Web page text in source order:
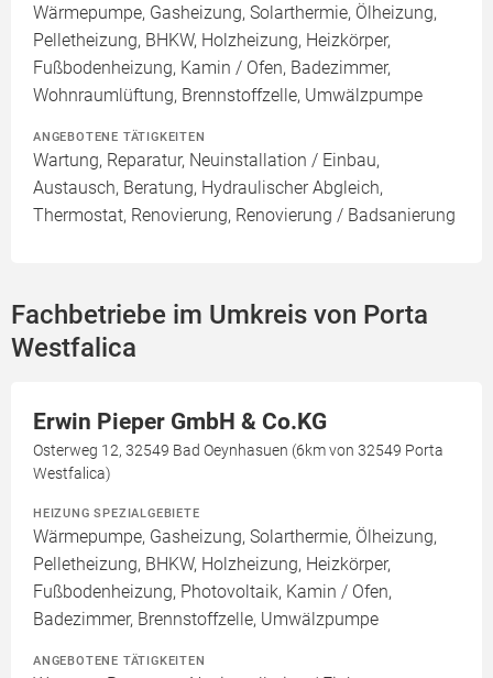
Wärmepumpe, Gasheizung, Solarthermie, Ölheizung,
Pelletheizung, BHKW, Holzheizung, Heizkörper,
Fußbodenheizung, Kamin / Ofen, Badezimmer,
Wohnraumlüftung, Brennstoffzelle, Umwälzpumpe
ANGEBOTENE TÄTIGKEITEN
Wartung, Reparatur, Neuinstallation / Einbau,
Austausch, Beratung, Hydraulischer Abgleich,
Thermostat, Renovierung, Renovierung / Badsanierung
Fachbetriebe im Umkreis von Porta
Westfalica
Erwin Pieper GmbH & Co.KG
Osterweg 12, 32549 Bad Oeynhasuen (6km von 32549 Porta
Westfalica)
HEIZUNG SPEZIALGEBIETE
Wärmepumpe, Gasheizung, Solarthermie, Ölheizung,
Pelletheizung, BHKW, Holzheizung, Heizkörper,
Fußbodenheizung, Photovoltaik, Kamin / Ofen,
Badezimmer, Brennstoffzelle, Umwälzpumpe
ANGEBOTENE TÄTIGKEITEN